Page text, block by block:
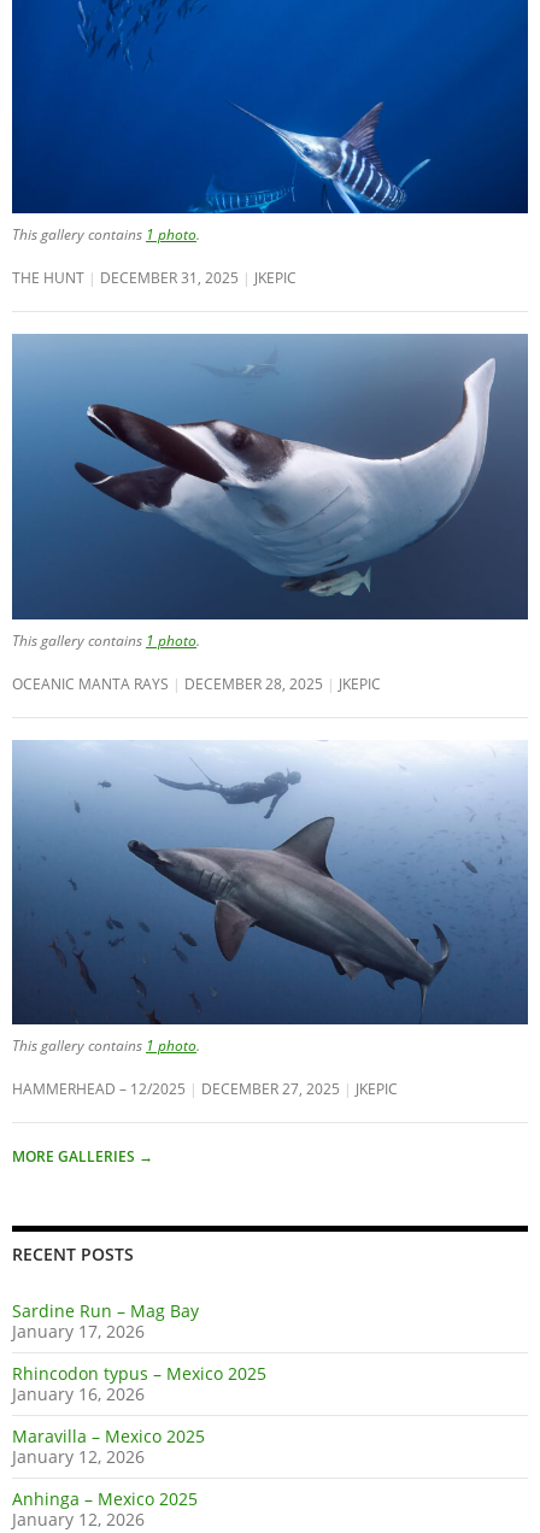
This gallery contains 1 photo.
THE HUNT DECEMBER 31, 2025 JKEPIC
This gallery contains 1 photo.
OCEANIC MANTA RAYS DECEMBER 28, 2025 JKEPIC
This gallery contains 1 photo.
HAMMERHEAD – 12/2025 DECEMBER 27, 2025 JKEPIC
MORE GALLERIES →
RECENT POSTS
Sardine Run – Mag Bay
January 17, 2026
Rhincodon typus – Mexico 2025
January 16, 2026
Maravilla – Mexico 2025
January 12, 2026
Anhinga – Mexico 2025
January 12, 2026